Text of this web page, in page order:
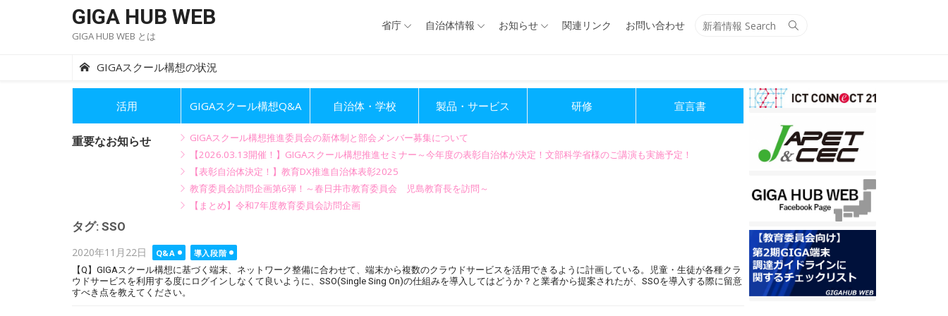
GIGA HUB WEB
GIGA HUB WEB とは
Search
省庁 自治体情報 お知らせ 関連リンク お問い合わせ
GIGAスクール構想の状況
活用 GIGAスクール構想Q&A 自治体・学校 製品・サービス 研修 宣言書
重要なお知らせ
GIGAスクール構想推進委員会の新体制と部会メンバー募集について
【2026.03.13開催！】GIGAスクール構想推進セミナー～今年度の表彰自治体が決定！文部科学省様のご講演も実施予定！
【表彰自治体決定！】教育DX推進自治体表彰2025
教育委員会訪問企画第6弾！～春日井市教育委員会 児島教育長を訪問～
【まとめ】令和7年度教育委員会訪問企画
タグ: SSO
Posted
on
2020年11月22日 Q&A
導入段階
【Q】GIGAスクール構想に基づく端末、ネットワーク整備に合わせて、端末から複数のクラウドサービスを活用できるように計画している。児童・生徒が各種クラ
ウドサービスを利用する度にログインしなくて良いように、SSO(Single Sing On)の仕組みを導入してはどうか？と業者から提案されたが、SSOを導入する際に留意
すべき点を教えてください。